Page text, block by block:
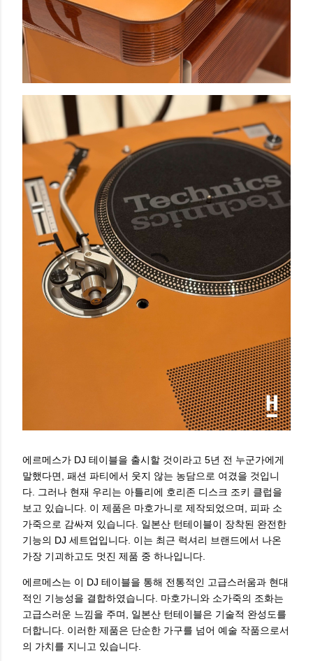
에르메스가 DJ 테이블을 출시할 것이라고 5년 전 누군가에게
말했다면, 패션 파티에서 웃지 않는 농담으로 여겼을 것입니
다. 그러나 현재 우리는 아틀리에 호리존 디스크 조키 클럽을
보고 있습니다. 이 제품은 마호가니로 제작되었으며, 피파 소
가죽으로 감싸져 있습니다. 일본산 턴테이블이 장착된 완전한
기능의 DJ 세트업입니다. 이는 최근 럭셔리 브랜드에서 나온
가장 기괴하고도 멋진 제품 중 하나입니다.
에르메스는 이 DJ 테이블을 통해 전통적인 고급스러움과 현대
적인 기능성을 결합하였습니다. 마호가니와 소가죽의 조화는
고급스러운 느낌을 주며, 일본산 턴테이블은 기술적 완성도를
더합니다. 이러한 제품은 단순한 가구를 넘어 예술 작품으로서
의 가치를 지니고 있습니다.